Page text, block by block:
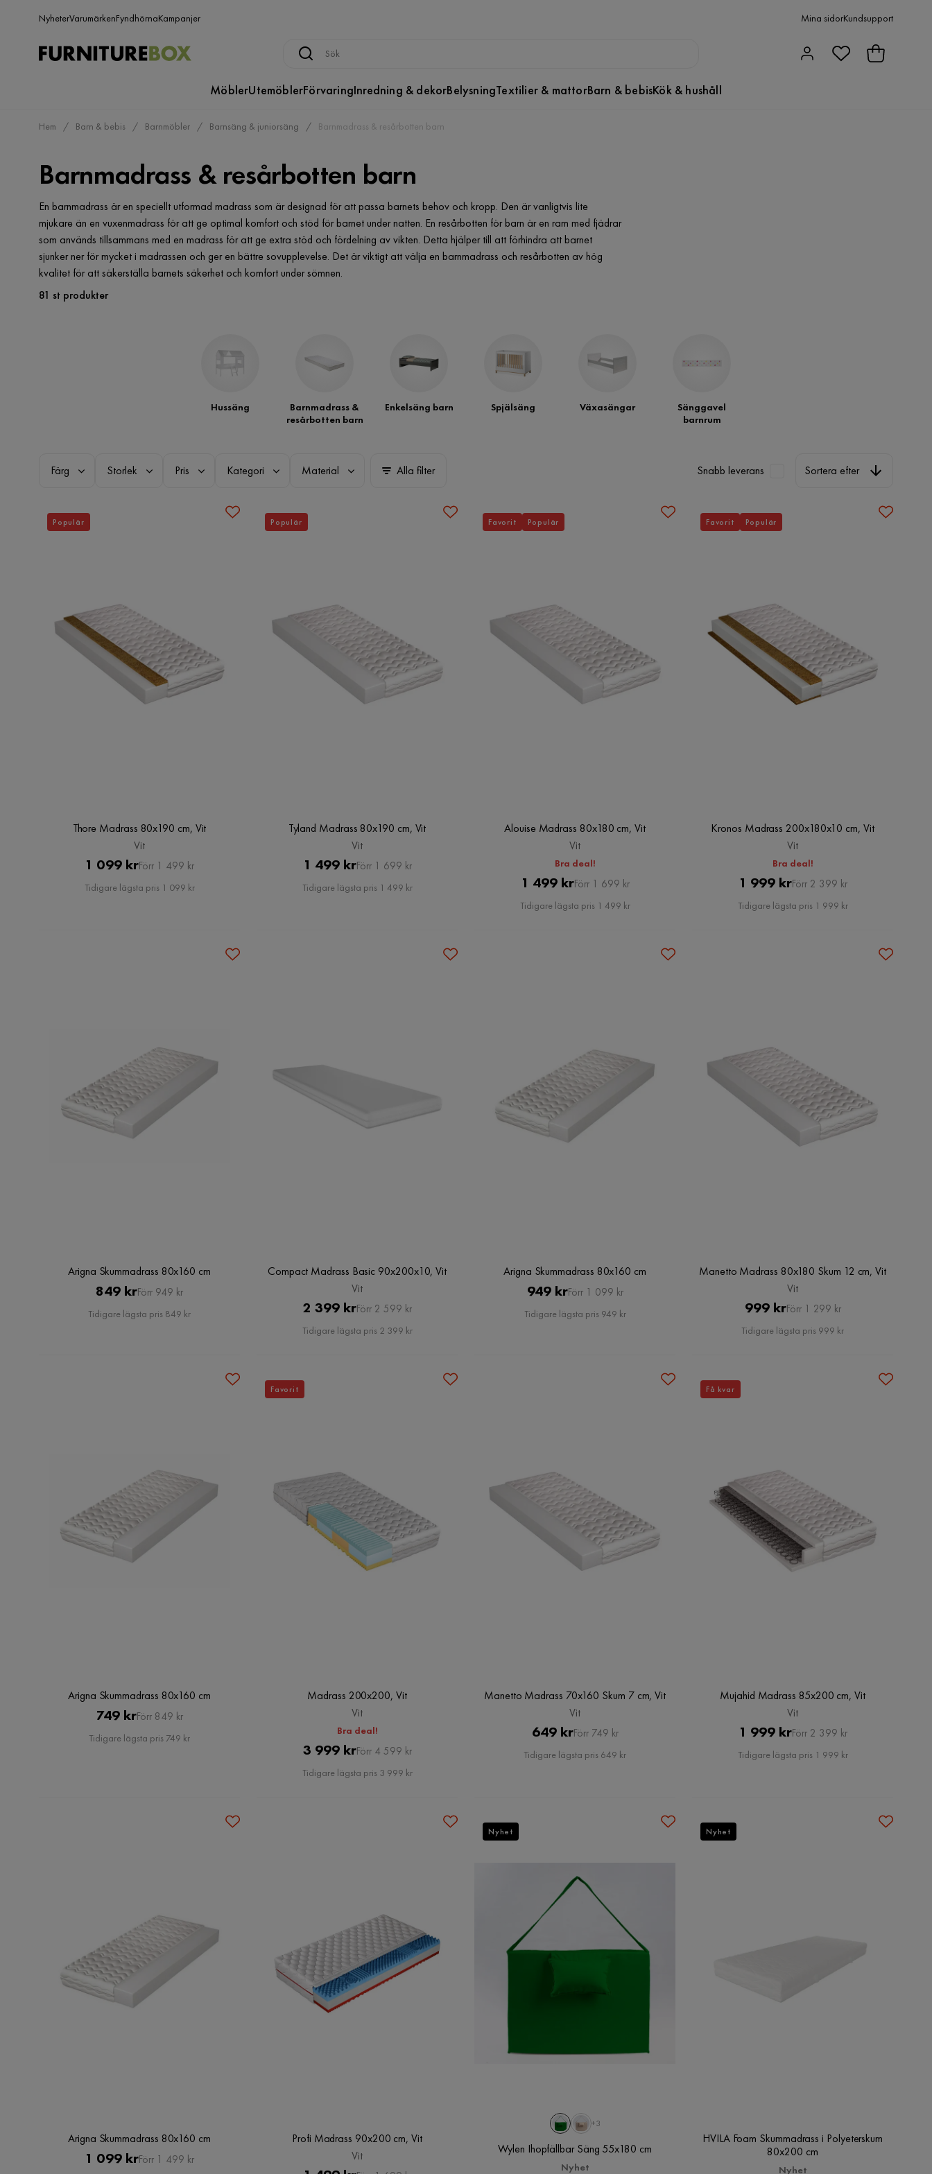
NyheterVarumärkenFyndhörnaKampanjer Mina sidorKundsupport
MöblerUtemöblerFörvaringInredning & dekorBelysningTextilier & mattorBarn & bebisKök & hushåll
Hem Barn & bebis Barnmöbler Barnsäng & juniorsäng Barnmadrass & resårbotten barn
Barnmadrass & resårbotten barn
En barnmadrass är en speciellt utformad madrass som är designad för att passa barnets behov och kropp. Den är vanligtvis lite
mjukare än en vuxenmadrass för att ge optimal komfort och stöd för barnet under natten. En resårbotten för barn är en ram med fjädrar
som används tillsammans med en madrass för att ge extra stöd och fördelning av vikten. Detta hjälper till att förhindra att barnet
sjunker ner för mycket i madrassen och ger en bättre sovupplevelse. Det är viktigt att välja en barnmadrass och resårbotten av hög
kvalitet för att säkerställa barnets säkerhet och komfort under sömnen.
81 st produkter
Hussäng
Barnmadrass &
resårbotten barn
Enkelsäng barn Spjälsäng Växasängar
Sänggavel
barnrum
Färg Storlek Pris Kategori Material Alla filter Snabb leverans Sortera efter
Thore Madrass 80x190 cm, Vit
Vit
Pris
1 099 krOriginal
Pris
Förr 1 499 kr
Tidigare lägsta pris 1 099 kr
Populär
Tyland Madrass 80x190 cm, Vit
Vit
Pris
1 499 krOriginal
Pris
Förr 1 699 kr
Tidigare lägsta pris 1 499 kr
Populär
Alouise Madrass 80x180 cm, Vit
Vit
Bra deal!
Pris
1 499 krOriginal
Pris
Förr 1 699 kr
Tidigare lägsta pris 1 499 kr
Favorit Populär
Kronos Madrass 200x180x10 cm, Vit
Vit
Bra deal!
Pris
1 999 krOriginal
Pris
Förr 2 399 kr
Tidigare lägsta pris 1 999 kr
Favorit Populär
Arigna Skummadrass 80x160 cm
Pris
849 krOriginal
Pris
Förr 949 kr
Tidigare lägsta pris 849 kr
Compact Madrass Basic 90x200x10, Vit
Vit
Pris
2 399 krOriginal
Pris
Förr 2 599 kr
Tidigare lägsta pris 2 399 kr
Arigna Skummadrass 80x160 cm
Pris
949 kr Original
Pris
Förr 1 099 kr
Tidigare lägsta pris 949 kr
Manetto Madrass 80x180 Skum 12 cm, Vit
Vit
Pris
999 kr Original
Pris
Förr 1 299 kr
Tidigare lägsta pris 999 kr
Arigna Skummadrass 80x160 cm
Pris
749 krOriginal
Pris
Förr 849 kr
Tidigare lägsta pris 749 kr
Madrass 200x200, Vit
Vit
Bra deal!
Pris
3 999 krOriginal
Pris
Förr 4 599 kr
Tidigare lägsta pris 3 999 kr
Favorit
Manetto Madrass 70x160 Skum 7 cm, Vit
Vit
Pris
649 krOriginal
Pris
Förr 749 kr
Tidigare lägsta pris 649 kr
Mujahid Madrass 85x200 cm, Vit
Vit
Pris
1 999 krOriginal
Pris
Förr 2 399 kr
Tidigare lägsta pris 1 999 kr
Få kvar
Arigna Skummadrass 80x160 cm
Pris
1 099 krOriginal
Förr 1 499 kr
Profi Madrass 90x200 cm, Vit
Vit
+3
Wylen Ihopfällbar Säng 55x180 cm
Nyhet
Nyhet
HVILA Foam Skummadrass i Polyeterskum
80x200 cm
Nyhet
Nyhet